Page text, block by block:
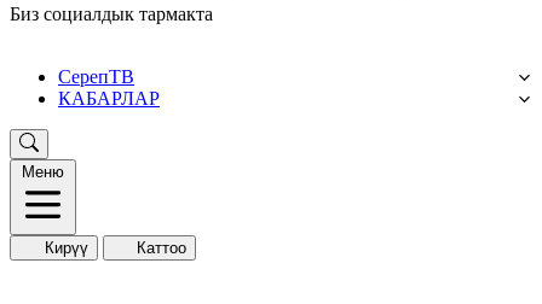
Биз социалдык тармакта
СерепТВ
КАБАРЛАР
Меню
Кирүү Каттоо